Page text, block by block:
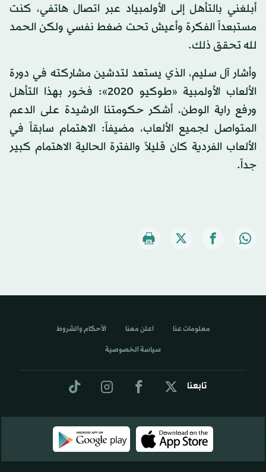
أبلغني بالتأهل إلى الأولمبياد عبر اتصال هاتفي، كنت
مستبعداً الفكرة وأعيش تحت ضغط نفسي ولكن الحمد
لله تحقق ذلك.
وأشار آل سليم، الذي يستعد لتدشين مشاركته في دورة
الألعاب الأولمبية «طوكيو 2020»: فخور بهذا التأهل
ورفع راية الوطن، أشكر حكومتنا الرشيدة على الدعم
المتواصل لجميع الألعاب، مضيفاً: الاهتمام سابقاً في
الألعاب الفردية كان قليلاً والفترة الحالية الاهتمام كبير
جداً.
تابعنا
معلومات عنا اعلن معنا الأحكام والشروط
سياسة الخصوصية